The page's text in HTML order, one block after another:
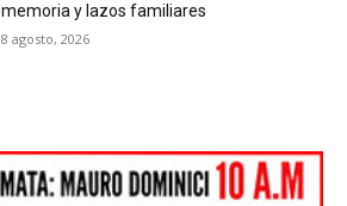
memoria y lazos familiares
8 agosto, 2026